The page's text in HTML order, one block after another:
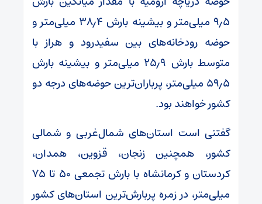
۹٫۵ میلی‌متر و بیشینه بارش ۳۸٫۴ میلی‌متر و
حوضه رودخانه‌های بین سفیدرود و هراز با
متوسط بارش ۲۵٫۹ میلی‌متر و بیشینه بارش
۵۹٫۵ میلی‌متر، پرباران‌ترین حوضه‌های درجه دو
کشور خواهند بود.
گفتنی است استان‌های شمال‌غربی و شمالی
کشور، همچنین زنجان، قزوین، همدان،
کردستان و کرمانشاه با بارش تجمعی ۵۰ تا ۷۵
میلی‌متر، در زمره پربارش‌ترین استان‌های کشور